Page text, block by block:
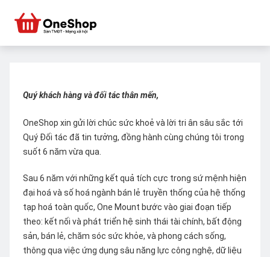
Quý khách hàng và đối tác thân mến,
OneShop xin gửi lời chúc sức khoẻ và lời tri ân sâu sắc tới
Quý Đối tác đã tin tưởng, đồng hành cùng chúng tôi trong
suốt 6 năm vừa qua.
Sau 6 năm với những kết quả tích cực trong sứ mệnh hiện
đại hoá và số hoá ngành bán lẻ truyền thống của hệ thống
tạp hoá toàn quốc, One Mount bước vào giai đoạn tiếp
theo: kết nối và phát triển hệ sinh thái tài chính, bất động
sản, bán lẻ, chăm sóc sức khỏe, và phong cách sống,
thông qua việc ứng dụng sâu năng lực công nghệ, dữ liệu